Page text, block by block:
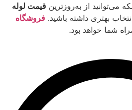
می‌توانید از به‌روزترین قیمت لوله
بهتری داشته باشید. فروشگاه
شما خواهد بود.